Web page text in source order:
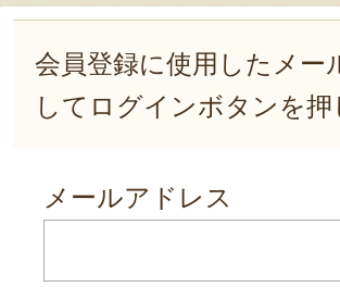
会員登録に使用したメ
してログインボタンを
メールアドレス